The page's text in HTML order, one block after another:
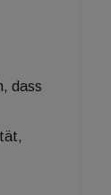
dass